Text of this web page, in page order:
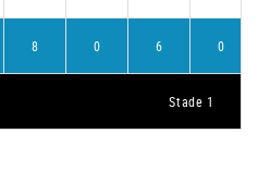
8 0 6 0
Stade 1